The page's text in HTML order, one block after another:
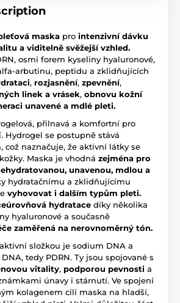
maska pro intenzivní dávku
a viditelně svěžejší vzhled.
osmi forem kyseliny hyaluronové,
arbutinu, peptidu a zklidňujících
, rozjasnění, zpevnění,
linek a vrásek, obnovu kožní
unavené a mdlé pleti.
přilnavá a komfortní pro
Hydrogel se postupně stává
což naznačuje, že aktivní látky se
Maska je vhodná zejména pro
unavenou, mdlou a
hydratačnímu a zklidňujícímu
vyhovovat i dalším typům pleti.
hydratace díky několika
hyaluronové a současně
zaměřená na nerovnoměrný tón.
složkou je sodium DNA a
tedy PDRN. Ty jsou spojované s
vitality, podporou pevnosti a
únavy i stárnutí. Ve spojení
kolagenem cílí maska na hladší,